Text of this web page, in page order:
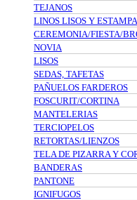
TEJANOS
LINOS LISOS Y
CEREMONIA/FIESTA/
NOVIA
LISOS
SEDAS, TAFETAS
PAÑUELOS FARDEROS
FOSCURIT/CORTINA
MANTELERIAS
TERCIOPELOS
RETORTAS/LIENZOS
TELA DE PIZARRA Y
BANDERAS
PANTONE
IGNIFUGOS